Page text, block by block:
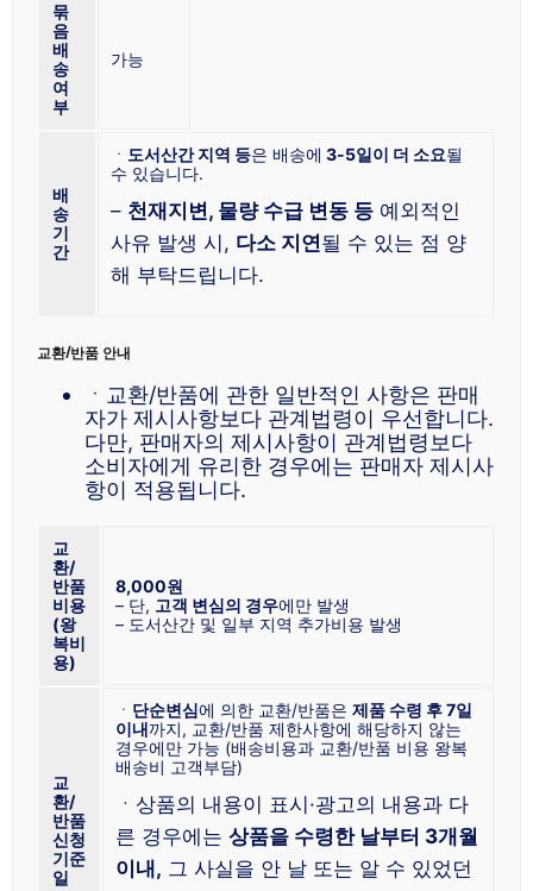
묶
음
배
송
여
부
가능
배
송
기
간
ㆍ 도서산간 지역 등은 배송에 3-5일이 더 소요될
수 있습니다.
– 천재지변, 물량 수급 변동 등 예외적인
사유 발생 시, 다소 지연될 수 있는 점 양
해 부탁드립니다.
교환/반품 안내
ㆍ교환/반품에 관한 일반적인 사항은 판매
자가 제시사항보다 관계법령이 우선합니다.
다만, 판매자의 제시사항이 관계법령보다
소비자에게 유리한 경우에는 판매자 제시사
항이 적용됩니다.
교
환/
반품
비용
(왕
복비
용)
8,000원
– 단, 고객 변심의 경우에만 발생
– 도서산간 및 일부 지역 추가비용 발생
교
환/
반품
신청
기준
일
ㆍ 단순변심에 의한 교환/반품은 제품 수령 후 7일
이내까지, 교환/반품 제한사항에 해당하지 않는
경우에만 가능 (배송비용과 교환/반품 비용 왕복
배송비 고객부담)
ㆍ상품의 내용이 표시·광고의 내용과 다
른 경우에는 상품을 수령한 날부터 3개월
이내, 그 사실을 안 날 또는 알 수 있었던